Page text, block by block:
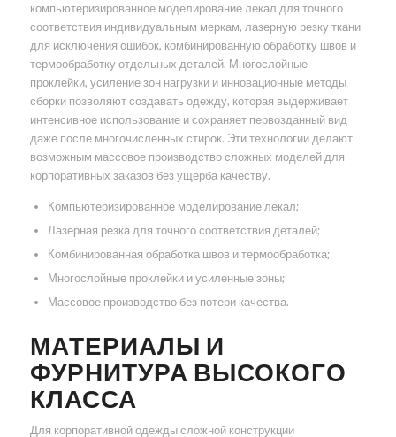
компьютеризированное моделирование лекал для точного
соответствия индивидуальным меркам, лазерную резку ткани
для исключения ошибок, комбинированную обработку швов и
термообработку отдельных деталей. Многослойные
проклейки, усиление зон нагрузки и инновационные методы
сборки позволяют создавать одежду, которая выдерживает
интенсивное использование и сохраняет первозданный вид
даже после многочисленных стирок. Эти технологии делают
возможным массовое производство сложных моделей для
корпоративных заказов без ущерба качеству.
Компьютеризированное моделирование лекал;
Лазерная резка для точного соответствия деталей;
Комбинированная обработка швов и термообработка;
Многослойные проклейки и усиленные зоны;
Массовое производство без потери качества.
МАТЕРИАЛЫ И
ФУРНИТУРА ВЫСОКОГО
КЛАССА
Для корпоративной одежды сложной конструкции